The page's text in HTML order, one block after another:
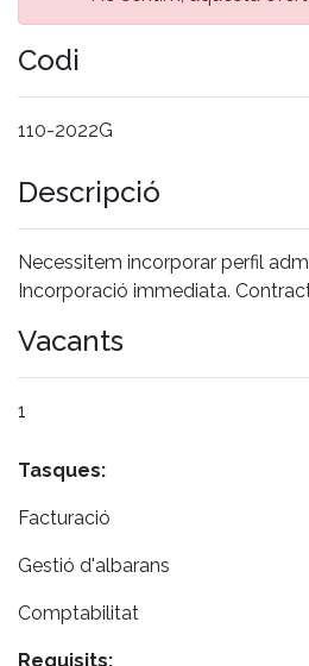
Codi
110-2022G
Descripció
Necessitem incorporar perfil
Incorporació immediata.
Vacants
1
Tasques:
Facturació
Gestió d'albarans
Comptabilitat
Requisits: